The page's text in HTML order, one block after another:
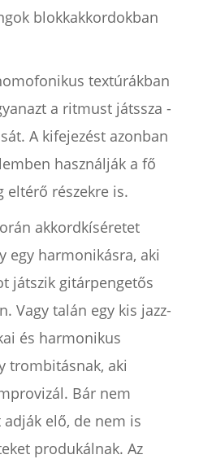
blokkakkordokban
textúrákban
a ritmust játssza -
A kifejezést azonban
használják a fő
részekre is.
akkordkíséretet
egy harmonikásra, aki
játszik gitárpengetős
Vagy talán egy kis jazz-
és harmonikus
trombitásnak, aki
Bár nem
elő, de nem is
produkálnak. Az